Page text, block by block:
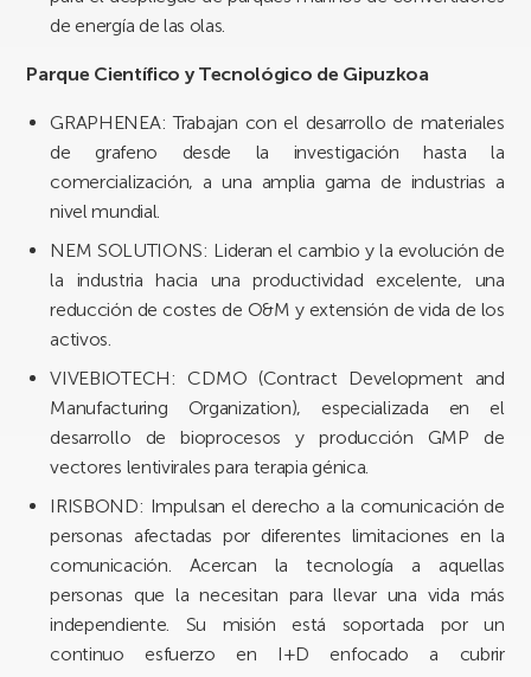
de energía de las olas.
Parque Científico y Tecnológico de Gipuzkoa
GRAPHENEA: Trabajan con el desarrollo de materiales
de grafeno desde la investigación hasta la
comercialización, a una amplia gama de industrias a
nivel mundial.
NEM SOLUTIONS: Lideran el cambio y la evolución de
la industria hacia una productividad excelente, una
reducción de costes de O&M y extensión de vida de los
activos.
VIVEBIOTECH: CDMO (Contract Development and
Manufacturing Organization), especializada en el
desarrollo de bioprocesos y producción GMP de
vectores lentivirales para terapia génica.
IRISBOND: Impulsan el derecho a la comunicación de
personas afectadas por diferentes limitaciones en la
comunicación. Acercan la tecnología a aquellas
personas que la necesitan para llevar una vida más
independiente. Su misión está soportada por un
continuo esfuerzo en I+D enfocado a cubrir